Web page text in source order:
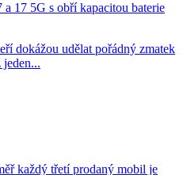
17 5G s obří kapacitou baterie
dokážou udělat pořádný zmatek
každý třetí prodaný mobil je